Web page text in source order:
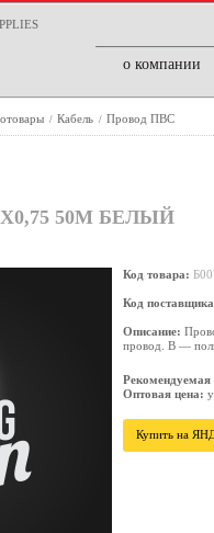
о компании
/ Кабель / Провод ПВС
50М БЕЛЫЙ
Код товара:
Код
Описание:
провод. В —
Рекомендуемая
Оптовая цена:
Купить на